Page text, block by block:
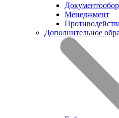
Менеджмент
Дополнительное